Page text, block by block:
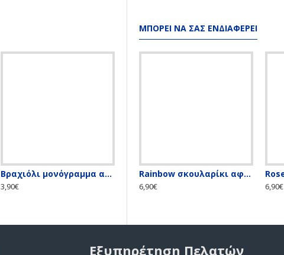
Βραχιόλι μονόγραμμα ατσάλι με κορδόνι
3,90€
Σκουλαρίκι κρίκος χωρίς τρύπα
4,00€
ΜΠΟΡΕΊ ΝΑ ΣΑΣ ΕΝΔΙΑΦΈΡΕΙ
Rainbow σκουλαρίκι αφαλού με λευκές & ιριδίζον πέτρες
6,90€ 6,90€
Εξυπηρέτηση Πελατών